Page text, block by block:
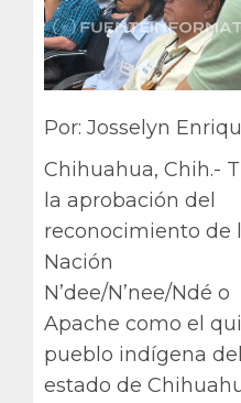
Por: Josselyn
Chihuahua, Chih.-
la aprobación del
reconocimiento de
Nación
N’dee/N’nee/Ndé o
Apache como el
pueblo indígena del
estado de